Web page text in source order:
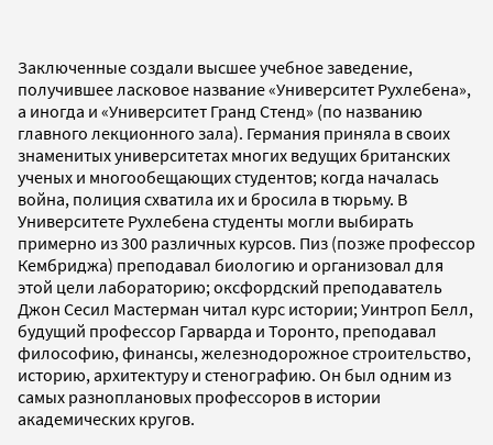
Заключенные создали высшее учебное заведение,
получившее ласковое название «Университет Рухлебена»,
а иногда и «Университет Гранд Стенд» (по названию
главного лекционного зала). Германия приняла в своих
знаменитых университетах многих ведущих британских
ученых и многообещающих студентов; когда началась
война, полиция схватила их и бросила в тюрьму. В
Университете Рухлебена студенты могли выбирать
примерно из 300 различных курсов. Пиз (позже профессор
Кембриджа) преподавал биологию и организовал для
этой цели лабораторию; оксфордский преподаватель
Джон Сесил Мастерман читал курс истории; Уинтроп Белл,
будущий профессор Гарварда и Торонто, преподавал
философию, финансы, железнодорожное строительство,
историю, архитектуру и стенографию. Он был одним из
самых разноплановых профессоров в истории
академических кругов.